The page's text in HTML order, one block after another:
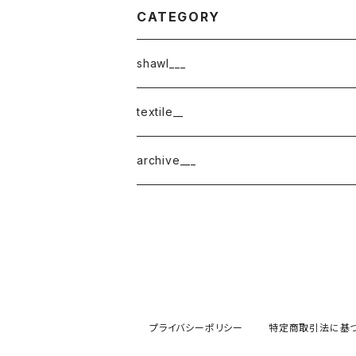
CATEGORY
shawl___
cotton
border
cotton × wool
textile__
織物
archive___
プライバシーポリシー 特定商取引法に基